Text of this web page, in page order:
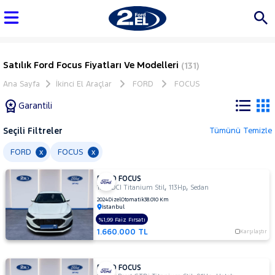
Satılık Ford Focus Fiyatları Ve Modelleri (131)
Ana Sayfa İkinci El Araçlar FORD FOCUS
Garantili
Tüm
AUDI
BMC
BMW
BYD
Seçili Filtreler Tümünü Temizle
FORD x FOCUS x
FORD FOCUS
1.5 TDCI Titanium Stil,113Hp, Sedan
2024DizelOtomatik38.010 Km
İstanbul
1.660.000 TL Karşılaştır
%1,99 Faiz Fırsatı
FORD FOCUS